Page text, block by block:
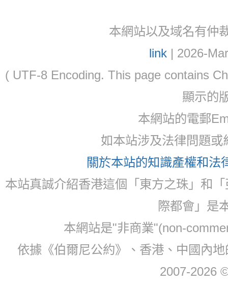
本網站以及域名有仲
link| 2026-
( UTF-8 Encoding. This page contains
顯示的
本網站的電郵
如本站涉及法律問題
關於本站的知識產權和法
本站真誠介紹香港這個「東方之珠」和
際都會」是
本網站是"非商業"(non-
依據《伯爾尼公約》、香港、中國內
2007-2026